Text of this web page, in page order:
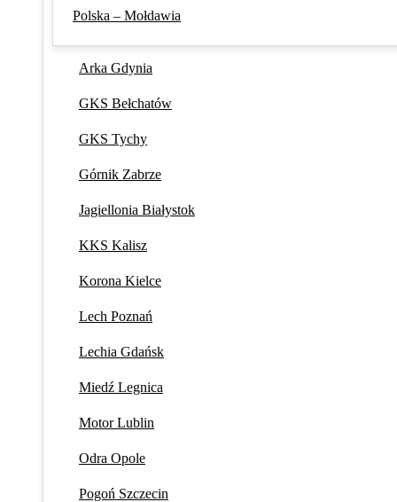
Polska – Mołdawia
Arka Gdynia
GKS Bełchatów
GKS Tychy
Górnik Zabrze
Jagiellonia Białystok
KKS Kalisz
Korona Kielce
Lech Poznań
Lechia Gdańsk
Miedź Legnica
Motor Lublin
Odra Opole
Pogoń Szczecin